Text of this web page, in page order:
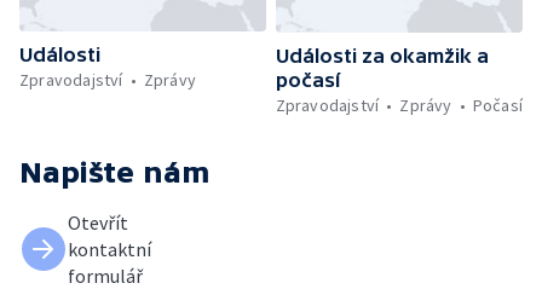
Události
Zpravodajství
Zprávy
Události za okamžik a
počasí
Zpravodajství
Zprávy Počasí
Napište nám
Otevřít
kontaktní
formulář